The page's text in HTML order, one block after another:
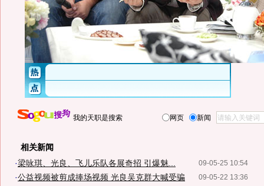
我的天职是搜索 网页 新闻
相关新闻
09-05-25 10:54
·梁咏琪、光良、飞儿乐队各展奇招 引爆魅...
09-05-22 13:36
·公益视频被剪成捧场视频 光良吴克群大喊受骗